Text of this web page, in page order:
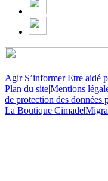
Agir S’informer Etre aidé
Plan du site|Mentions
de protection des données
La Boutique Cimade|